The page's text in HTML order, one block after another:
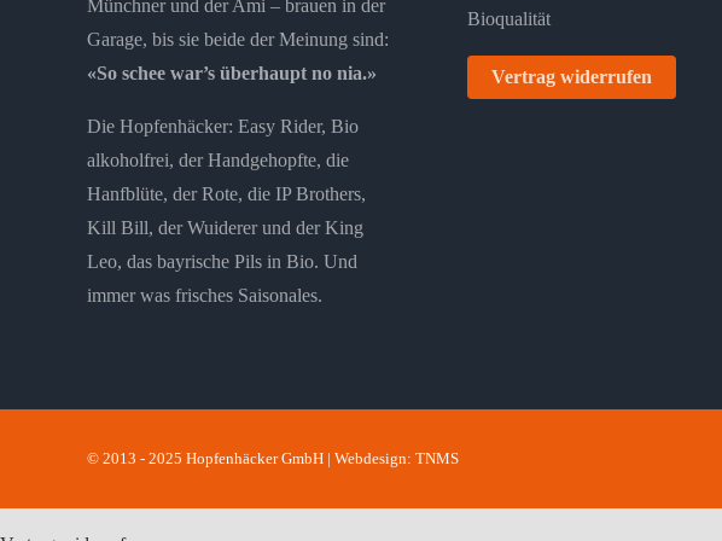
Münchner und der Ami – brauen in der
Garage, bis sie beide der Meinung sind:
«So schee war’s überhaupt no nia.»
Die Hopfenhäcker: Easy Rider, Bio
alkoholfrei, der Handgehopfte, die
Hanfblüte, der Rote, die IP Brothers,
Kill Bill, der Wuiderer und der King
Leo, das bayrische Pils in Bio. Und
immer was frisches Saisonales.
Vertrag widerrufen
© 2013 - 2025 Hopfenhäcker GmbH | Webdesign: TNMS